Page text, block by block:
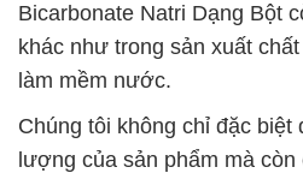
Bicarbonate Natri Dạng Bột
khác như trong sản xuất
làm mềm nước.
Chúng tôi không chỉ đặc biệt
lượng của sản phẩm mà